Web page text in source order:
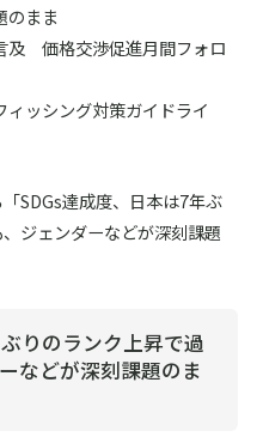
のまま
及 価格交渉促進月間フォロ
ッシング対策ガイドライ
SDGs達成度、日本は7年ぶ
ジェンダーなどが深刻課題
りのランク上昇で過
などが深刻課題のま